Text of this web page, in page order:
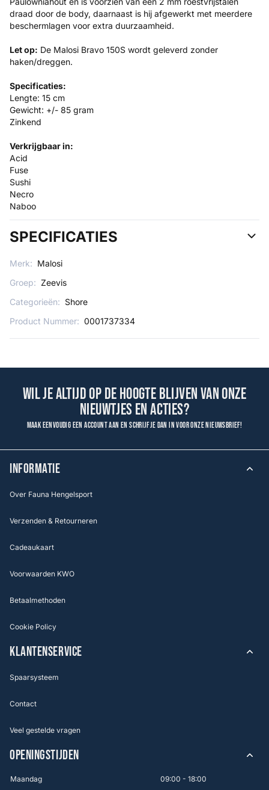
draad door de body, daarnaast is hij afgewerkt met meerdere
beschermlagen voor extra duurzaamheid.
Let op: De Malosi Bravo 150S wordt geleverd zonder
haken/dreggen.
Specificaties:
Lengte: 15 cm
Gewicht: +/- 85 gram
Zinkend
Verkrijgbaar in:
Acid
Fuse
Sushi
Necro
Naboo
SPECIFICATIES
Merk: Malosi
Groep: Zeevis
Categorieën: Shore
Product Nummer: 0001737334
Wil je altijd op de hoogte blijven van onze
nieuwtjes en acties?
Maak eenvoudig een account aan en schrijf je dan in voor onze nieuwsbrief!
INFORMATIE
Over Fauna Hengelsport
Verzenden & Retourneren
Cadeaukaart
Voorwaarden KWO
Betaalmethoden
Cookie Policy
KLANTENSERVICE
Spaarsysteem
Contact
Veel gestelde vragen
OPENINGSTIJDEN
Maandag
09:00 - 18:00